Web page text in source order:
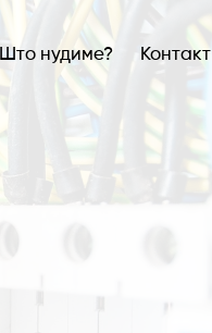
Што нудиме? Контакт